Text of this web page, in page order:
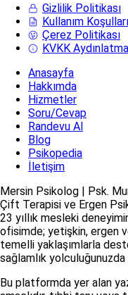
Gizlilik Politikası
Kullanım Koşulları
Çerez Politikası
KVKK
Anasayfa
Hakkımda
Hizmetler
Soru/Cevap
Randevu Al
Blog
Psikopedia
İletişim
Mersin Psikolog | Psk.
Çift Terapisi ve Ergen
23 yıllık mesleki
ofisimde; yetişkin, ergen
temelli yaklaşımlarla
sağlamlık
Bu platformda yer alan